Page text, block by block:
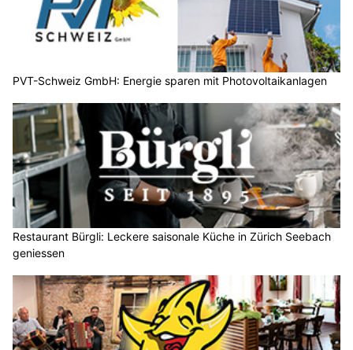
PVT-Schweiz GmbH: Energie sparen mit Photovoltaikanlagen
Restaurant Bürgli: Leckere saisonale Küche in Zürich Seebach
geniessen